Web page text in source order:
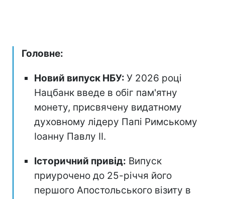
Головне:
Новий випуск НБУ: У 2026 році
Нацбанк введе в обіг пам'ятну
монету, присвячену видатному
духовному лідеру Папі Римському
Іоанну Павлу II.
Історичний привід: Випуск
приурочено до 25-річчя його
першого Апостольського візиту в